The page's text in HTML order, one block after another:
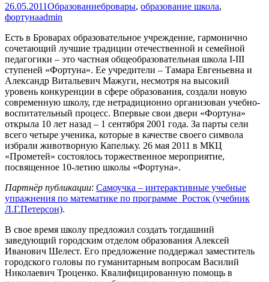
26.05.2011Образованиебровары, образование школа,
фортунаadmin
Есть в Броварах образовательное учреждение, гармонично
сочетающий лучшие традиции отечественной и семейной
педагогики – это частная общеобразовательная школа I-III
ступеней «Фортуна». Ее учредители – Тамара Евгеньевна и
Александр Витальевич Мажуги, несмотря на высокий
уровень конкуренции в сфере образования, создали новую
современную школу, где нетрадиционно организован учебно-
воспитательный процесс. Впервые свои двери «Фортуна»
открыла 10 лет назад – 1 сентября 2001 года. За парты сели
всего четыре ученика, которые в качестве своего символа
избрали животворную Капельку. 26 мая 2011 в МКЦ
«Прометей» состоялось торжественное мероприятие,
посвященное 10-летию школы «Фортуна».
Партнёр публикации: Самоучка – интерактивные учебные
упражнения по математике по программе Росток (учебник
Л.Г.Петерсон).
В свое время школу предложил создать тогдашний
заведующий городским отделом образования Алексей
Иванович Шелест. Его предложение поддержал заместитель
городского головы по гуманитарным вопросам Василий
Николаевич Троценко. Квалифицированную помощь в